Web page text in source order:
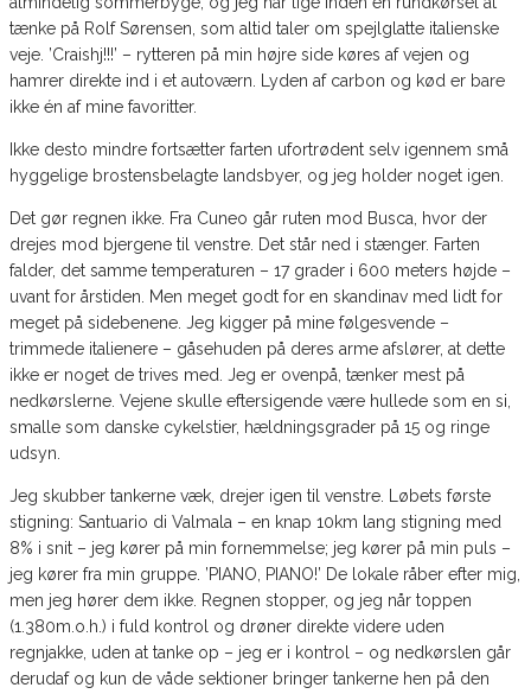
tænke på Rolf Sørensen, som altid taler om spejlglatte italienske
veje. ’Craishj!!!’ – rytteren på min højre side køres af vejen og
hamrer direkte ind i et autoværn. Lyden af carbon og kød er bare
ikke én af mine favoritter.
Ikke desto mindre fortsætter farten ufortrødent selv igennem små
hyggelige brostensbelagte landsbyer, og jeg holder noget igen.
Det gør regnen ikke. Fra Cuneo går ruten mod Busca, hvor der
drejes mod bjergene til venstre. Det står ned i stænger. Farten
falder, det samme temperaturen – 17 grader i 600 meters højde –
uvant for årstiden. Men meget godt for en skandinav med lidt for
meget på sidebenene. Jeg kigger på mine følgesvende –
trimmede italienere – gåsehuden på deres arme afslører, at dette
ikke er noget de trives med. Jeg er ovenpå, tænker mest på
nedkørslerne. Vejene skulle eftersigende være hullede som en si,
smalle som danske cykelstier, hældningsgrader på 15 og ringe
udsyn.
Jeg skubber tankerne væk, drejer igen til venstre. Løbets første
stigning: Santuario di Valmala – en knap 10km lang stigning med
8% i snit – jeg kører på min fornemmelse; jeg kører på min puls –
jeg kører fra min gruppe. ’PIANO, PIANO!’ De lokale råber efter mig,
men jeg hører dem ikke. Regnen stopper, og jeg når toppen
(1.380m.o.h.) i fuld kontrol og drøner direkte videre uden
regnjakke, uden at tanke op – jeg er i kontrol – og nedkørslen går
derudaf og kun de våde sektioner bringer tankerne hen på den